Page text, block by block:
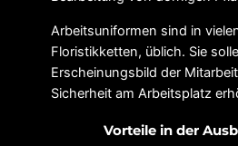
Arbeitsuniformen sind in
Floristikketten, üblich. Sie
Erscheinungsbild der
Sicherheit am Arbeitsplatz
Vorteile in der